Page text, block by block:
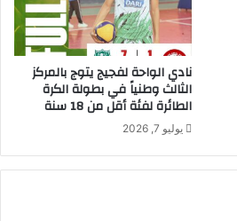
نادي الواحة لفجيج يتوج بالمركز
الثالث وطنياً في بطولة الكرة
الطائرة لفئة أقل من 18 سنة
يوليو 7, 2026